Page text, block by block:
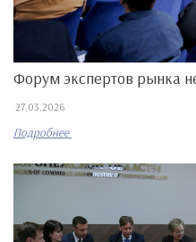
Форум экспертов рынка
27.03.2026
Подробнее